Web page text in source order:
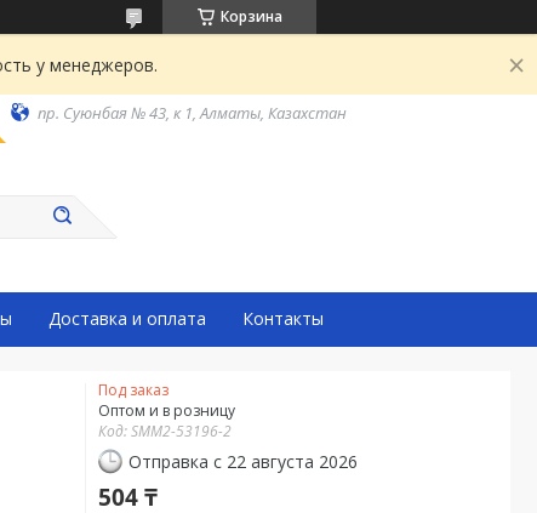
Корзина
у менеджеров.
пр. Суюнбая № 43, к 1, Алматы, Казахстан
Доставка и оплата Контакты
Под заказ
Оптом и в розницу
Код:SMM2-53196-2
Отправка с 22 августа 2026
504 ₸